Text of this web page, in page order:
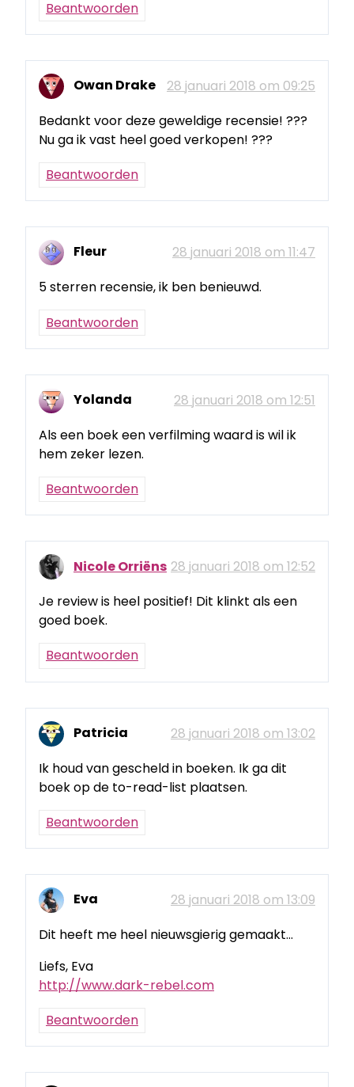
Beantwoorden
Owan Drake
28 januari 2018 om 09:25
Bedankt voor deze geweldige recensie! ???
Nu ga ik vast heel goed verkopen! ???
Beantwoorden
Fleur
28 januari 2018 om 11:47
5 sterren recensie, ik ben benieuwd.
Beantwoorden
Yolanda
28 januari 2018 om 12:51
Als een boek een verfilming waard is wil ik
hem zeker lezen.
Beantwoorden
Nicole Orriëns 28 januari 2018 om 12:52
Je review is heel positief! Dit klinkt als een
goed boek.
Beantwoorden
Patricia
28 januari 2018 om 13:02
Ik houd van gescheld in boeken. Ik ga dit
boek op de to-read-list plaatsen.
Beantwoorden
Eva
28 januari 2018 om 13:09
Dit heeft me heel nieuwsgierig gemaakt…
Liefs, Eva
http://www.dark-rebel.com
Beantwoorden